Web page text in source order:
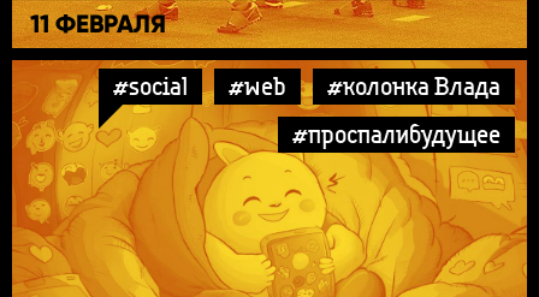
11 ФЕВРАЛЯ
#social #web
#колонка Влада
#проспалибудущее